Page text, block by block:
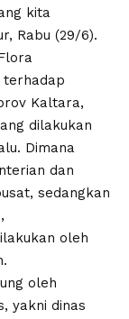
kita
Rabu (29/6).
terhadap
Kaltara,
dilakukan
Dimana
dan
sedangkan
oleh
oleh
yakni dinas